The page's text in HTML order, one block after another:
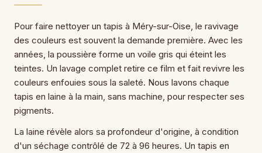
Pour faire nettoyer un tapis à Méry-sur-Oise, le ravivage
des couleurs est souvent la demande première. Avec les
années, la poussière forme un voile gris qui éteint les
teintes. Un lavage complet retire ce film et fait revivre les
couleurs enfouies sous la saleté. Nous lavons chaque
tapis en laine à la main, sans machine, pour respecter ses
pigments.
La laine révèle alors sa profondeur d'origine, à condition
d'un séchage contrôlé de 72 à 96 heures. Un tapis en